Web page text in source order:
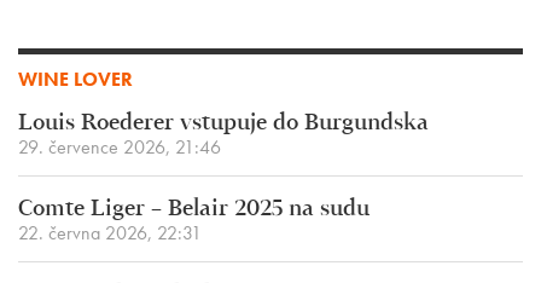
WINE LOVER
Louis Roederer vstupuje do Burgundska
29. července 2026, 21:46
Comte Liger – Belair 2025 na sudu
22. června 2026, 22:31